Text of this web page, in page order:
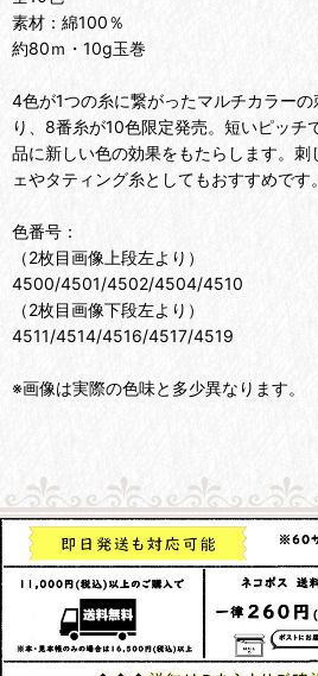
素材：綿100％
約80ｍ・10g玉巻
4色が1つの糸に繋がったマルチカラー
り、8番糸が10色限定発売。短いピッチ
品に新しい色の効果をもたらします。刺
ェやタティング糸としてもおすすめです。
色番号：
（2枚目画像上段左より）
4500/4501/4502/4504/4510
（2枚目画像下段左より）
4511/4514/4516/4517/4519
※画像は実際の色味と多少異なります。